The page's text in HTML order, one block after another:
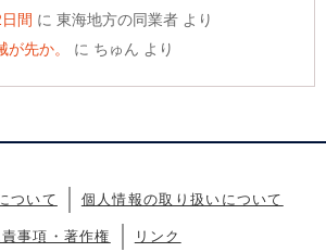
間 に東海地方の同業者 より
が先か。
に ちゅん より
ついて 個人情報の取り扱いについて
事項・著作権 リンク